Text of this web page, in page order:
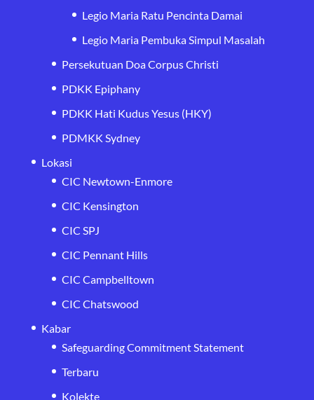
Legio Maria Ratu Pencinta Damai
Legio Maria Pembuka Simpul Masalah
Persekutuan Doa Corpus Christi
PDKK Epiphany
PDKK Hati Kudus Yesus (HKY)
PDMKK Sydney
Lokasi
CIC Newtown-Enmore
CIC Kensington
CIC SPJ
CIC Pennant Hills
CIC Campbelltown
CIC Chatswood
Kabar
Safeguarding Commitment Statement
Terbaru
Kolekte